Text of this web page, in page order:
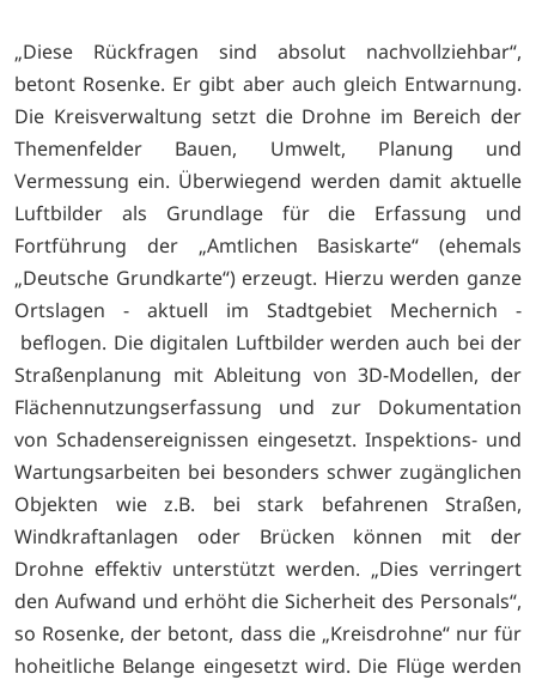
„Diese Rückfragen sind absolut nachvollziehbar“,
betont Rosenke. Er gibt aber auch gleich Entwarnung.
Die Kreisverwaltung setzt die Drohne im Bereich der
Themenfelder Bauen, Umwelt, Planung und
Vermessung ein. Überwiegend werden damit aktuelle
Luftbilder als Grundlage für die Erfassung und
Fortführung der „Amtlichen Basiskarte“ (ehemals
„Deutsche Grundkarte“) erzeugt. Hierzu werden ganze
Ortslagen - aktuell im Stadtgebiet Mechernich -
beflogen. Die digitalen Luftbilder werden auch bei der
Straßenplanung mit Ableitung von 3D-Modellen, der
Flächennutzungserfassung und zur Dokumentation
von Schadensereignissen eingesetzt. Inspektions- und
Wartungsarbeiten bei besonders schwer zugänglichen
Objekten wie z.B. bei stark befahrenen Straßen,
Windkraftanlagen oder Brücken können mit der
Drohne effektiv unterstützt werden. „Dies verringert
den Aufwand und erhöht die Sicherheit des Personals“,
so Rosenke, der betont, dass die „Kreisdrohne“ nur für
hoheitliche Belange eingesetzt wird. Die Flüge werden